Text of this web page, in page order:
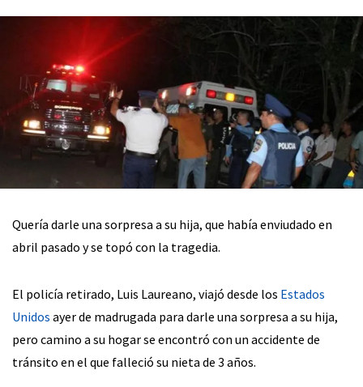
Quería darle una sorpresa a su hija, que había enviudado en
abril pasado y se topó con la tragedia.
El policía retirado, Luis Laureano, viajó desde los Estados
Unidos ayer de madrugada para darle una sorpresa a su hija,
pero camino a su hogar se encontró con un accidente de
tránsito en el que falleció su nieta de 3 años.